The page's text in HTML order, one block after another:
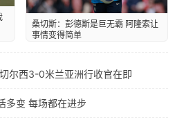
桑切斯：彭德斯是巨无霸 阿隆索让
事情变得简单
尔西3-0米兰亚洲行收官在即
多变 每场都在进步